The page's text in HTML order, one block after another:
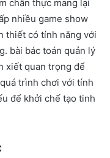
chân thực mang lại
nhiều game show
thiết có tính năng với
bài bác toán quản lý
xiết quan trọng để
trình chơi với tính
để khởi chế tạo tinh